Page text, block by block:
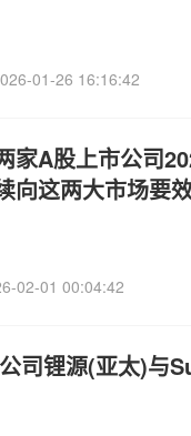
01-26 16:16:42
家A股上市公司
向这两大市场要
02-01 00:04:42
司锂源(亚太)与